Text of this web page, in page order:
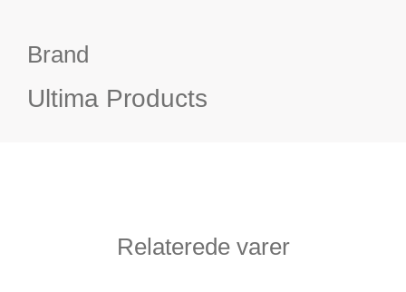
Brand
Ultima Products
Relaterede varer